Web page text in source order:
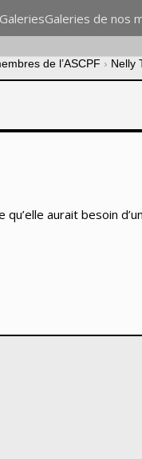
GaleriesGaleries de nos
de l’ASCPF › Nelly
qu’elle aurait besoin